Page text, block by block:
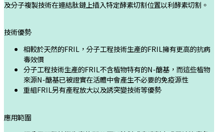
及分子複製技術在連結肽鏈上插入特定酵素切割位置以利酵素切割。
技術優勢
相較於天然的FRIL，分子工程技術生產的FRIL擁有更高的抗病
毒效價
分子工程技術生產的FRIL不含植物特有的N-醣基，而這些植物
來源N-醣基已被證實在活體中會產生不必要的免疫源性
重組FRIL另有產程放大以及誘突變技術等優勢
應用範圍